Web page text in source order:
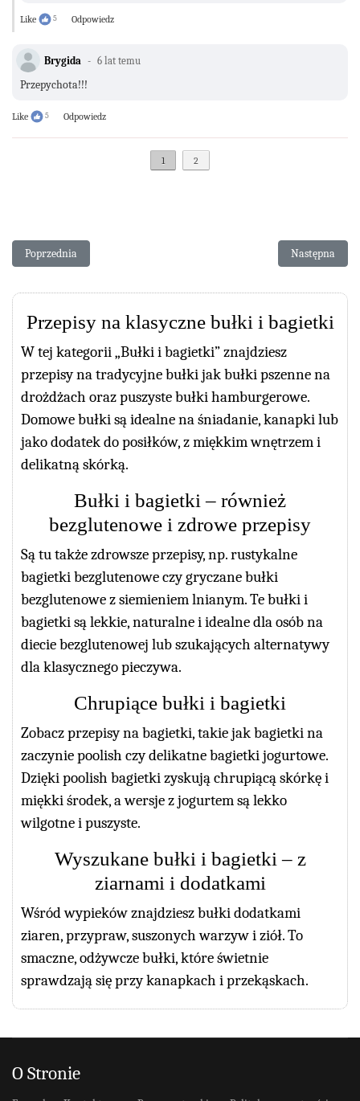
Like 5 Odpowiedz
Brygida 6 lat temu
Przepychota!!!
Like 5 Odpowiedz
1 2
Poprzednia strona: Bułeczki z rodzynkami
Poprzednia Następna
Następna
Przepisy na klasyczne bułki i bagietki
W tej kategorii „Bułki i bagietki” znajdziesz
przepisy na tradycyjne bułki jak bułki pszenne na
drożdżach oraz puszyste bułki hamburgerowe.
Domowe bułki są idealne na śniadanie, kanapki lub
jako dodatek do posiłków, z miękkim wnętrzem i
delikatną skórką.
Bułki i bagietki – również
bezglutenowe i zdrowe przepisy
Są tu także zdrowsze przepisy, np. rustykalne
bagietki bezglutenowe czy gryczane bułki
bezglutenowe z siemieniem lnianym. Te bułki i
bagietki są lekkie, naturalne i idealne dla osób na
diecie bezglutenowej lub szukających alternatywy
dla klasycznego pieczywa.
Chrupiące bułki i bagietki
Zobacz przepisy na bagietki, takie jak bagietki na
zaczynie poolish czy delikatne bagietki jogurtowe.
Dzięki poolish bagietki zyskują chrupiącą skórkę i
miękki środek, a wersje z jogurtem są lekko
wilgotne i puszyste.
Wyszukane bułki i bagietki – z
ziarnami i dodatkami
Wśród wypieków znajdziesz bułki dodatkami
ziaren, przypraw, suszonych warzyw i ziół. To
smaczne, odżywcze bułki, które świetnie
sprawdzają się przy kanapkach i przekąskach.
O Stronie